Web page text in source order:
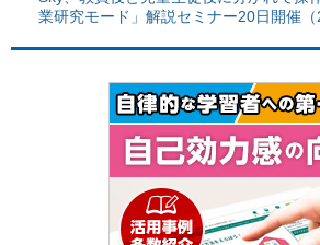
業研究モード」解説セミナー20日開催（